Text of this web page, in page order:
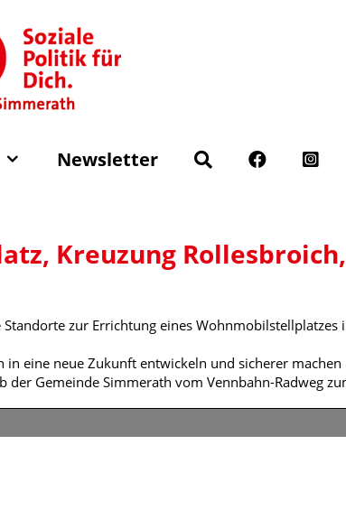
Newsletter
Kreuzung
zur Errichtung eines
eine neue Zukunft entwickeln und sicherer machen
Gemeinde Simmerath vom Vennbahn-Radweg